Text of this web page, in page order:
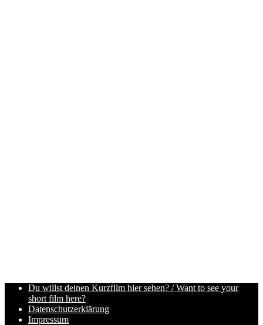
Du willst deinen Kurzfilm hier sehen? / Want to see your
short film here?
Datenschutzerklärung
Impressum